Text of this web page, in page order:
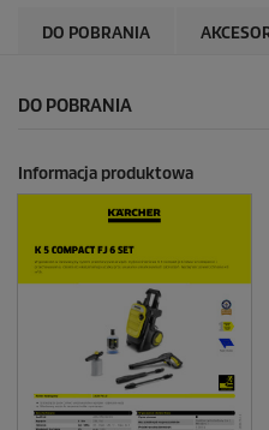
R
e
n
i
DO POBRANIA
DO POBRANIA
Informacja produktowa